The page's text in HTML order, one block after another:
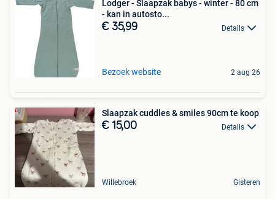
Lodger - Slaapzak babys - winter - 80 cm
- kan in autosto...
€ 35,99 Details
Bezoek website 2 aug 26
Slaapzak cuddles & smiles 90cm te koop
€ 15,00 Details
Willebroek Gisteren